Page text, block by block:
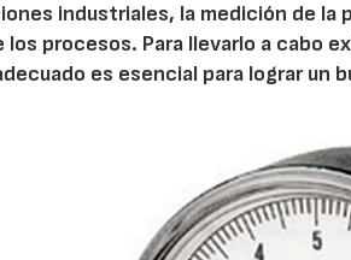
industriales, la medición de
los procesos. Para llevarlo a cabo
es esencial para lograr un